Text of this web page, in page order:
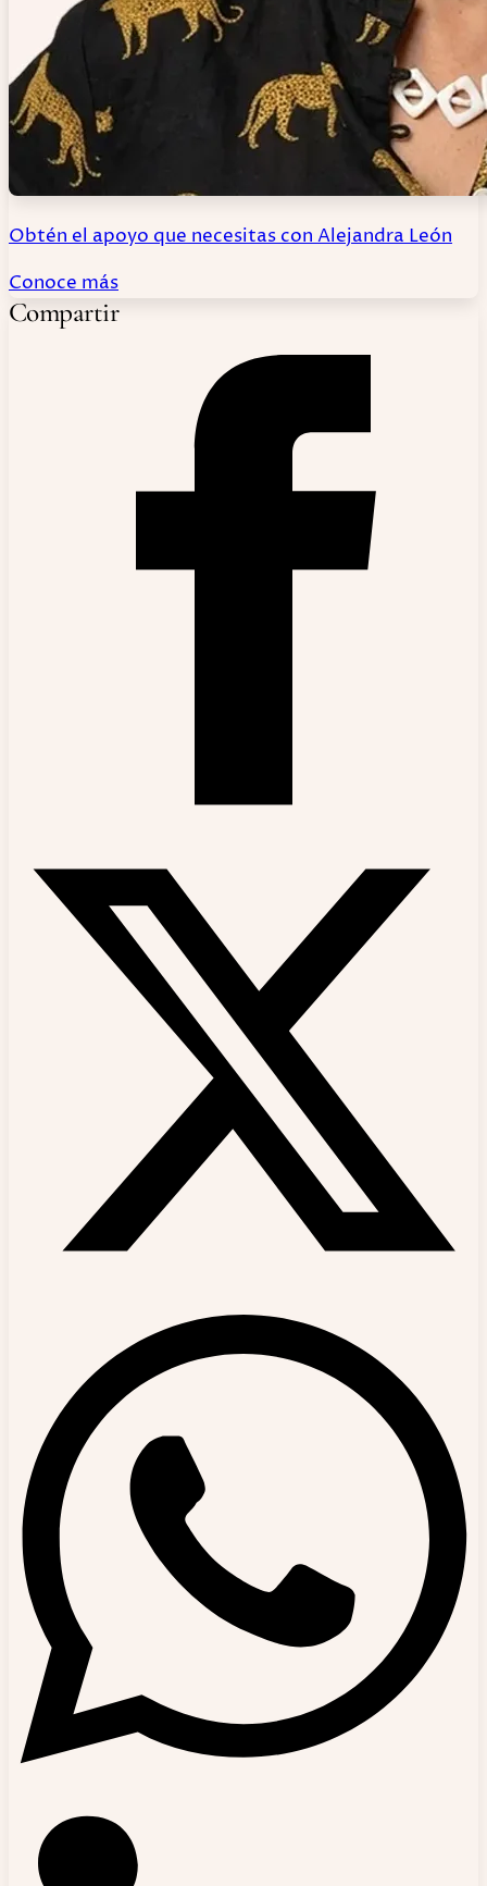
Obtén el apoyo que necesitas con Alejandra León
Conoce más
Compartir